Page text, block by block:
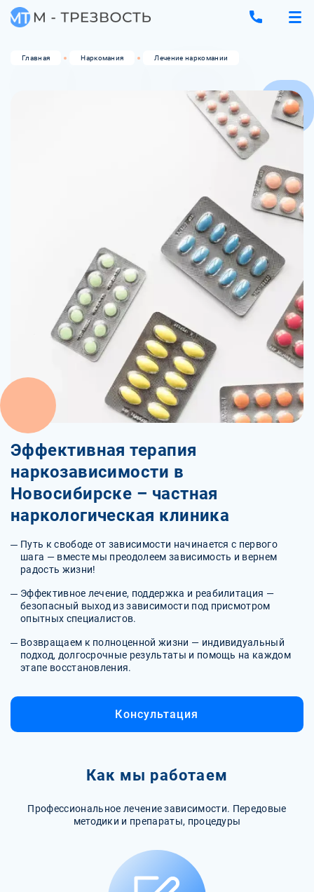
Главная Наркомания Лечение наркомании
Эффективная терапия
наркозависимости в
Новосибирске – частная
наркологическая клиника
Путь к свободе от зависимости начинается с первого
шага — вместе мы преодолеем зависимость и вернем
радость жизни!
Эффективное лечение, поддержка и реабилитация —
безопасный выход из зависимости под присмотром
опытных специалистов.
Возвращаем к полноценной жизни — индивидуальный
подход, долгосрочные результаты и помощь на каждом
этапе восстановления.
Консультация
Как мы работаем
Профессиональное лечение зависимости. Передовые
методики и препараты, процедуры